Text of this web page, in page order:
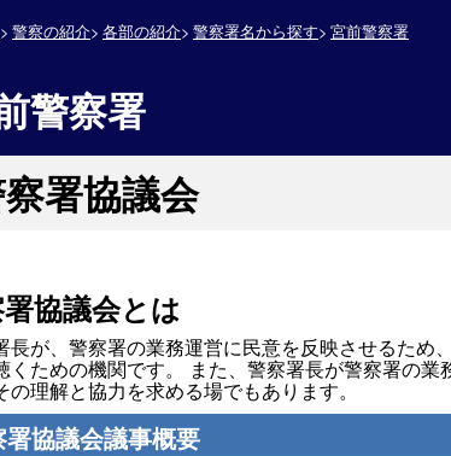
警察の紹介 各部の紹介 警察署名から探す 宮前警察署
警察署
署協議会
協議会とは
長が、警察署の業務運営に民意を反映させるため
くための機関です。 また、警察署長が警察署の
の理解と協力を求める場でもあります。
署協議会議事概要